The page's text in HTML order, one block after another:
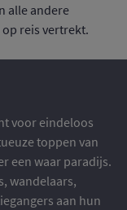
alle andere
reis vertrekt.
voor eindeloos
toppen van
een waar paradijs.
wandelaars,
aan hun